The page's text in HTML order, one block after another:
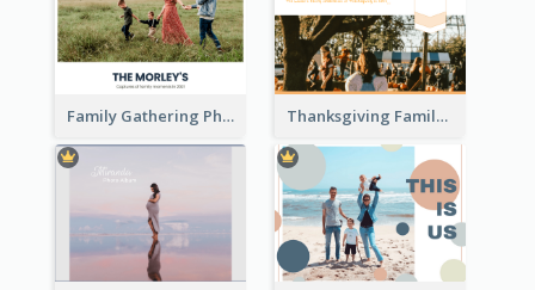
Family Gathering Photo Book Thanksgiving Family Gathering Photo Book